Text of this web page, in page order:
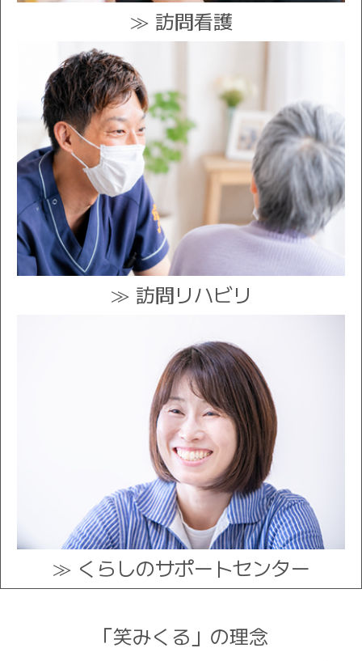
≫ 訪問看護
≫ 訪問リハビリ
≫ くらしのサポートセンター
「笑みくる」の理念